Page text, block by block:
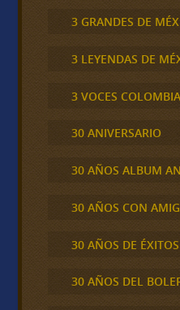
3 GRANDES DE
3 LEYENDAS DE
3 VOCES
30 ANIVERSARIO
30 AÑOS ALBUM
30 AÑOS CON
30 AÑOS DE ÉXITOS
30 AÑOS DEL